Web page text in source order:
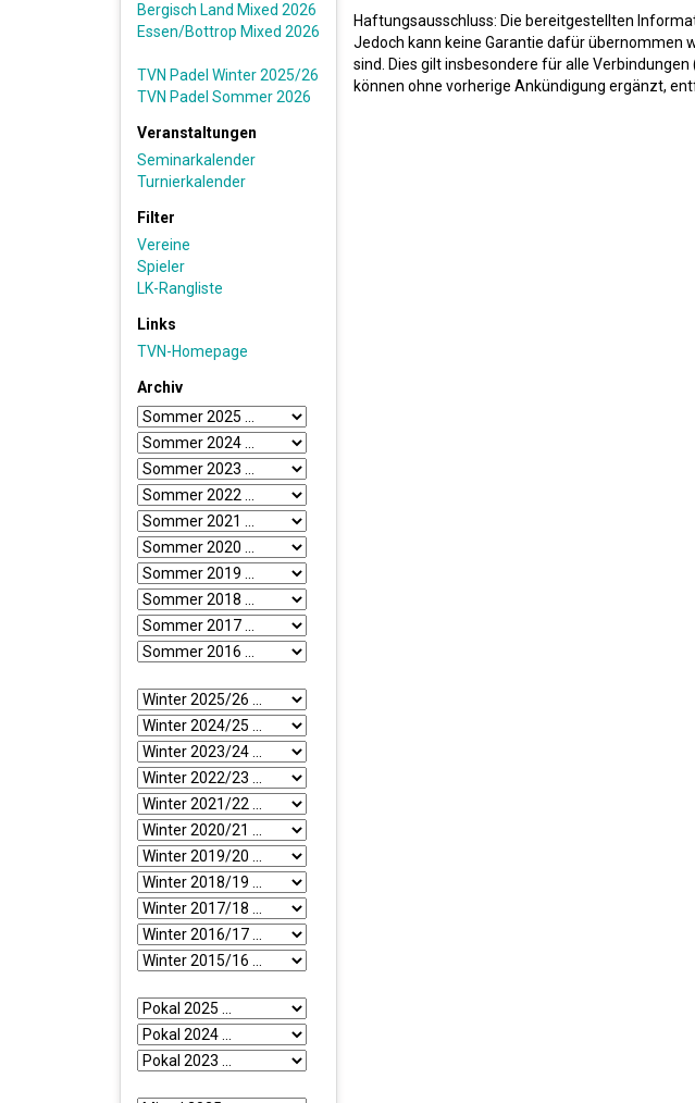
Bergisch Land Mixed 2026
Essen/Bottrop Mixed 2026
TVN Padel Winter 2025/26
TVN Padel Sommer 2026
Veranstaltungen
Seminarkalender
Turnierkalender
Filter
Vereine
Spieler
LK-Rangliste
Links
TVN-Homepage
Archiv
Haftungsausschluss: Die bereitgestellten
Jedoch kann keine Garantie dafür übernommen
sind. Dies gilt insbesondere für alle
können ohne vorherige Ankündigung ergänzt,